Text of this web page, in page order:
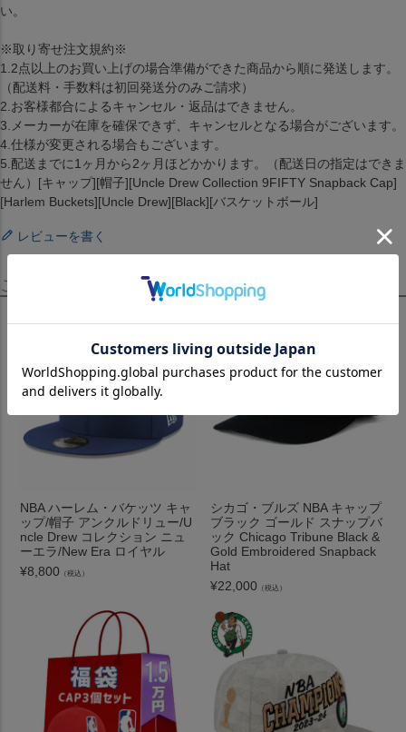
い。
※取り寄せ注文規約※
1.2点以上のお買い上げの場合準備ができた商品から順に発送します。
（配送料・手数料は初回発送分のみご請求）
2.お客様都合によるキャンセル・返品はできません。
3.メーカーが在庫を確保できず、キャンセルとなる場合がございます。
4.仕様が変更される場合もございます。
5.配送までに1ヶ月から2ヶ月ほどかかります。（配送日の指定はできま
せん）[キャップ][帽子][Uncle Drew Collection 9FIFTY Snapback Cap]
[Harlem Buckets][Uncle Drew][Black][バスケットボール]
レビューを書く
この商品を見たお客様はこちらも見ています！
NBA ハーレム・バケッツ キャ
ップ/帽子 アンクルドリュー/U
ncle Drew コレクション ニュ
ーエラ/New Era ロイヤル
¥8,800 （税込）
シカゴ・ブルズ NBA キャップ
ブラック ゴールド スナップバ
ック Chicago Tribune Black &
Gold Embroidered Snapback
Hat
¥22,000 （税込）